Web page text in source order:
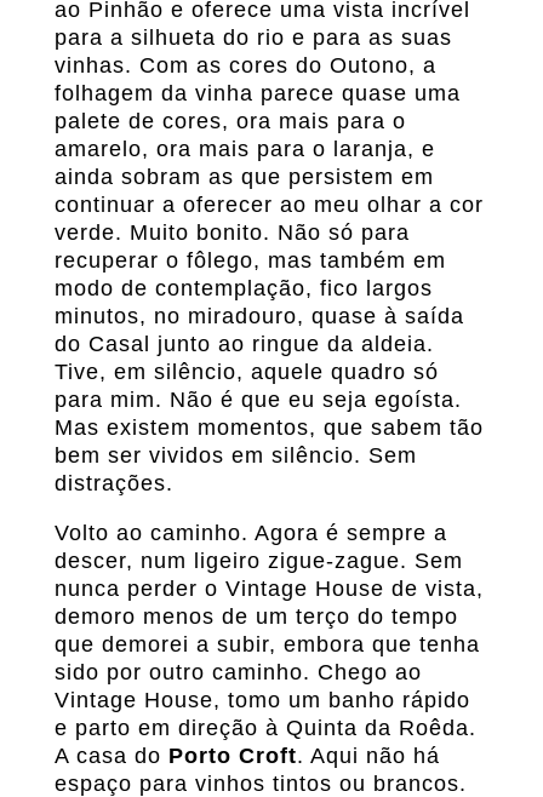
ao Pinhão e oferece uma vista incrível
para a silhueta do rio e para as suas
vinhas. Com as cores do Outono, a
folhagem da vinha parece quase uma
palete de cores, ora mais para o
amarelo, ora mais para o laranja, e
ainda sobram as que persistem em
continuar a oferecer ao meu olhar a cor
verde. Muito bonito. Não só para
recuperar o fôlego, mas também em
modo de contemplação, fico largos
minutos, no miradouro, quase à saída
do Casal junto ao ringue da aldeia.
Tive, em silêncio, aquele quadro só
para mim. Não é que eu seja egoísta.
Mas existem momentos, que sabem tão
bem ser vividos em silêncio. Sem
distrações.
Volto ao caminho. Agora é sempre a
descer, num ligeiro zigue-zague. Sem
nunca perder o Vintage House de vista,
demoro menos de um terço do tempo
que demorei a subir, embora que tenha
sido por outro caminho. Chego ao
Vintage House, tomo um banho rápido
e parto em direção à Quinta da Roêda.
A casa do Porto Croft. Aqui não há
espaço para vinhos tintos ou brancos.